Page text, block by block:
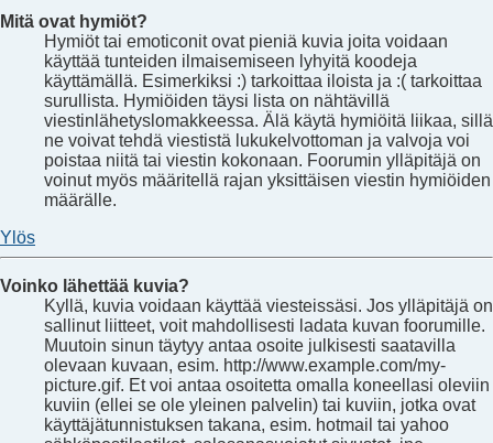
Mitä ovat hymiöt?
Hymiöt tai emoticonit ovat pieniä kuvia joita voidaan
käyttää tunteiden ilmaisemiseen lyhyitä koodeja
käyttämällä. Esimerkiksi :) tarkoittaa iloista ja :( tarkoittaa
surullista. Hymiöiden täysi lista on nähtävillä
viestinlähetyslomakkeessa. Älä käytä hymiöitä liikaa, sillä
ne voivat tehdä viestistä lukukelvottoman ja valvoja voi
poistaa niitä tai viestin kokonaan. Foorumin ylläpitäjä on
voinut myös määritellä rajan yksittäisen viestin hymiöiden
määrälle.
Ylös
Voinko lähettää kuvia?
Kyllä, kuvia voidaan käyttää viesteissäsi. Jos ylläpitäjä on
sallinut liitteet, voit mahdollisesti ladata kuvan foorumille.
Muutoin sinun täytyy antaa osoite julkisesti saatavilla
olevaan kuvaan, esim. http://www.example.com/my-
picture.gif. Et voi antaa osoitetta omalla koneellasi oleviin
kuviin (ellei se ole yleinen palvelin) tai kuviin, jotka ovat
käyttäjätunnistuksen takana, esim. hotmail tai yahoo